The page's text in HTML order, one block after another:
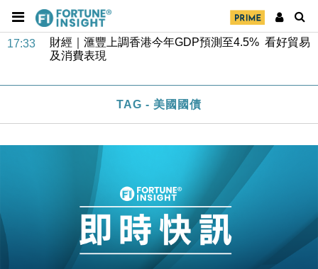
17:33
財經｜滙豐上調香港今年GDP預測至4.5% 看好貿易
及消費表現
本地｜假冒內地執法人員要求交「保證金」 43歲女子
損失近6900萬元
16:05
財經｜日經失守6.5萬點後回穩 全周仍升近2%
15:47
財經｜恒隆10月換帥 玩具「反」斗城亞洲CEO蔡德
財經｜韓股反覆波動收跌 連挫7周創逾3年最長跌勢
財經｜內地7月美元計價出口增近24%勝預期 貿易順
差達1125億美元
財經｜日本春季三度入市撐日圓 4月單日斥6.28萬億
日圓干預創新高
國際｜特朗普料美伊戰事快結束 承認部分彈藥庫存緊
TAG - 美國國債